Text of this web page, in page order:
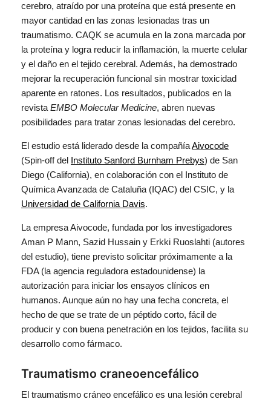
cerebro, atraído por una proteína que está presente en
mayor cantidad en las zonas lesionadas tras un
traumatismo. CAQK se acumula en la zona marcada por
la proteína y logra reducir la inflamación, la muerte celular
y el daño en el tejido cerebral. Además, ha demostrado
mejorar la recuperación funcional sin mostrar toxicidad
aparente en ratones. Los resultados, publicados en la
revista EMBO Molecular Medicine, abren nuevas
posibilidades para tratar zonas lesionadas del cerebro.
El estudio está liderado desde la compañíaAivocode
(Spin-off del Instituto Sanford Burnham Prebys) de San
Diego (California), en colaboración con el Instituto de
Química Avanzada de Cataluña (IQAC) del CSIC, y la
Universidad de California Davis.
La empresa Aivocode, fundada por los investigadores
Aman P Mann, Sazid Hussain y Erkki Ruoslahti (autores
del estudio), tiene previsto solicitar próximamente a la
FDA (la agencia reguladora estadounidense) la
autorización para iniciar los ensayos clínicos en
humanos. Aunque aún no hay una fecha concreta, el
hecho de que se trate de un péptido corto, fácil de
producir y con buena penetración en los tejidos, facilita su
desarrollo como fármaco.
Traumatismo craneoencefálico
El traumatismo cráneo encefálico es una lesión cerebral